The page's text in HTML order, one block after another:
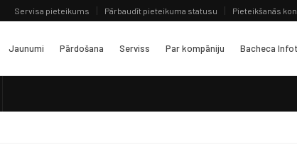
Servisa pieteikums Pārbaudīt pieteikuma statusu Pieteikšanās
Jaunumi Pārdošana Serviss Par kompāniju Bacheca